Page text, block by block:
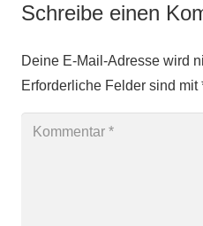
Schreibe einen
Deine E-Mail-Adresse wird
Erforderliche Felder sind mit